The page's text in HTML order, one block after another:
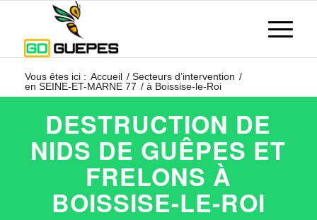
Vous êtes ici : Accueil / Secteurs d’intervention /
en SEINE-ET-MARNE 77 / à Boissise-le-Roi
DESTRUCTION DE
NIDS DE GUÊPES ET
FRELONS À
BOISSISE-LE-ROI